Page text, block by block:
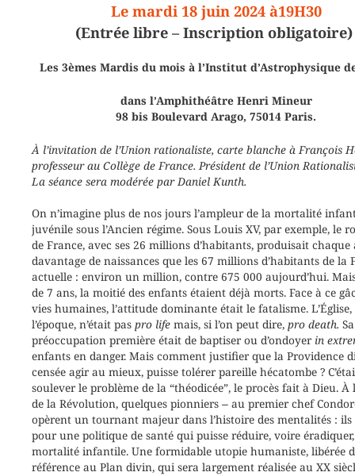
Le mardi 18 juin 2024 à19H30
(Entrée libre – Inscription obligatoire)
Les 3èmes Mardis du mois à l’Institut d’Astrophysique
dans l’Amphithéâtre Henri Mineur
98 bis Boulevard Arago, 75014 Paris.
À l’invitation de l’Union rationaliste, carte blanche à François
professeur au Collège deFrance. Président de l’Union
La séance sera modérée par Daniel Kunth.
On n’imagine plus de nos jours l’ampleur de la mortalité
juvénile sous l’Ancien régime. Sous Louis XV, par exemple, le
de France, avec ses 26 millions d’habitants, produisait chaque
davantage de naissances que les 67 millions d’habitants de la
actuelle : environ un million, contre 675 000 aujourd’hui. Mais
de 7 ans, la moitié des enfants étaient déjà morts. Face à ce
vies humaines, l’attitude dominante était le fatalisme. L’Église,
l’époque, n’était pas pro life mais, si l’on peut dire, pro death. Sa
préoccupation première était de baptiser ou d’ondoyer in
enfants en danger. Mais comment justifier que la Providence
censée agir au mieux, puisse tolérer pareille hécatombe ?
soulever le problème de la “théodicée”, le procès fait à Dieu. À
de la Révolution, quelques pionniers ‒ au premier chef
opèrent un tournant majeur dans l’histoire des mentalités :
pour une politique de santé qui puisse réduire, voire
mortalité infantile. Une formidable utopie humaniste, libérée
référence au Plan divin, qui sera largement réalisée au XX